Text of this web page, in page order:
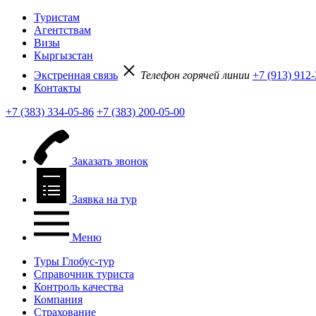
Туристам
Агентствам
Визы
Кыргызстан
Экстренная связь
Телефон горячей линии +7 (913)
Контакты
+7 (383) 334-05-86 +7 (383) 200-05-00
Заказать звонок
Заявка на тур
Меню
Туры Глобус-тур
Справочник туриста
Контроль качества
Компания
Страхование